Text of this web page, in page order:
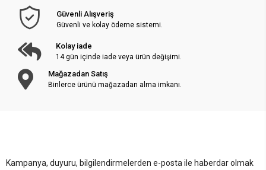
Güvenli Alışveriş
Güvenli ve kolay ödeme sistemi.
Kolay iade
14 gün içinde iade veya ürün değişimi.
Mağazadan Satış
Binlerce ürünü mağazadan alma imkanı.
Kampanya, duyuru, bilgilendirmelerden e-posta ile haberdar olmak